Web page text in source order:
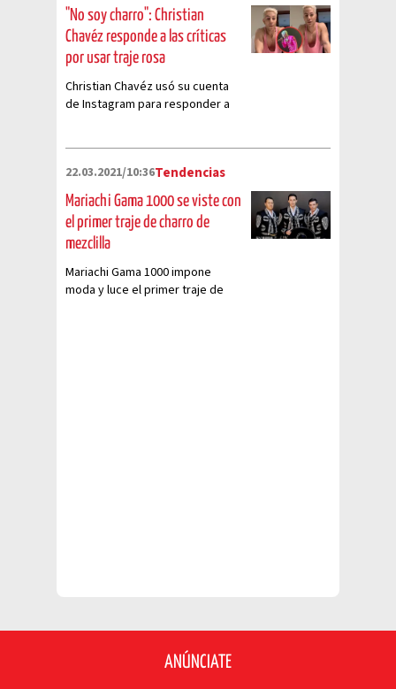
"No soy charro": Christian
Chavéz responde a las críticas
por usar traje rosa
Christian Chavéz usó su cuenta
de Instagram para responder a
22.03.2021/10:36Tendencias
Mariachi Gama 1000 se viste con
el primer traje de charro de
mezclilla
Mariachi Gama 1000 impone
moda y luce el primer traje de
ANÚNCIATE